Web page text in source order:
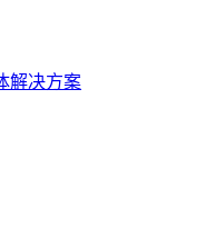
解决方案